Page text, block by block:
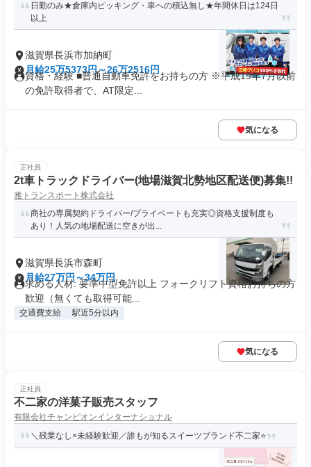
日勤のみ★倉庫内ピッキング・車への積込無し★年間休日は124日
以上
滋賀県長浜市加納町
月給25万5373円～26万2516円
資格・経験 ■普通自動車免許をお持ちの方 ※平成19年7月以前
の免許取得者で、AT限定...
気になる
正社員
2t車トラックドライバー(地場滋賀北勢地区配送便)募集!!
雅トランスポート株式会社
商社の専属契約ドライバー/プライベートも充実◎資格支援制度も
あり！人気の地場配送に空きが出...
滋賀県長浜市森町
月給27万円～34万円
求める人材: 要準中型免許以上 フォークリフト資格お持ちの方
歓迎（無くても取得可能...
交通費支給 駅近5分以内
気になる
正社員
不二家の洋菓子販売スタッフ
有限会社チャンピオンインターナショナル
＼残業なし×未経験歓迎／誰もが知るスイーツブランド不二家⭐️